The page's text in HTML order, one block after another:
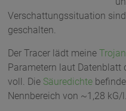
Verschattungssituation
geschalten.
Der Tracer lädt meine
Parametern laut Datenblatt
voll. Die Säuredichte
Nennbereich von ~1,28